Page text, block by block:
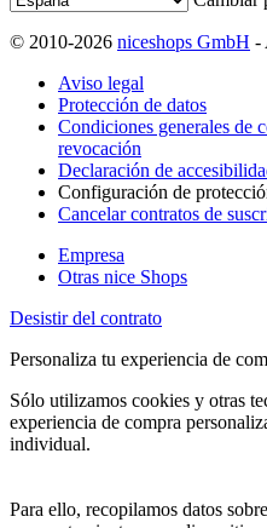
© 2010-2026 niceshops GmbH -
Aviso legal
Protección de datos
Condiciones generales de
revocación
Declaración de
Configuración de
Cancelar contratos de
Empresa
Otras nice Shops
Desistir del contrato
Personaliza tu experiencia de
Sólo utilizamos cookies y otras
experiencia de compra
individual.
Para ello, recopilamos datos